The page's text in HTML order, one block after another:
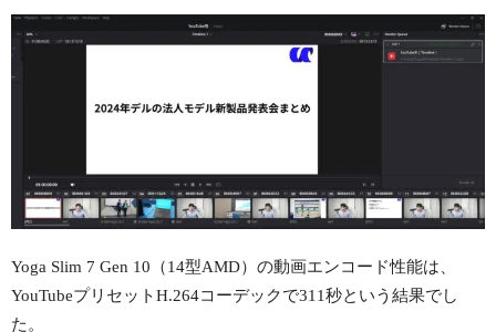
Yoga Slim 7 Gen 10（14型AMD）の動画エンコード性能は、
YouTubeプリセットH.264コーデックで311秒という結果でし
た。